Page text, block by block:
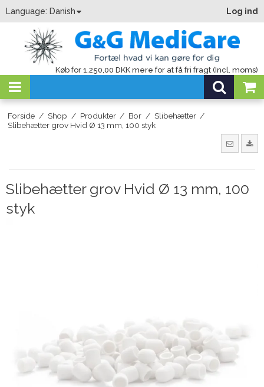
Language: Danish Log ind
Køb for 1.250,00 DKK mere for at få fri fragt (Incl. moms)
Forside / Shop / Produkter / Bor / Slibehætter /
Slibehætter grov Hvid Ø 13 mm, 100 styk
Slibehætter grov Hvid Ø 13 mm, 100
styk